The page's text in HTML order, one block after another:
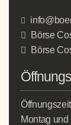
Börse
Börse
Montag